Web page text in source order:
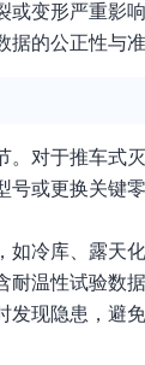
或变形严重影
的公正性与准
。对于推车式
号或更换关键
冷库、露天
温性试验数
发现隐患，避